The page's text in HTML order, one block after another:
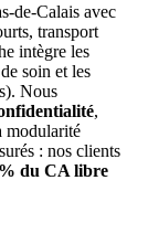
de-Calais avec
transport
intègre les
soin et les
Nous
,
modularité
: nos clients
du CA libre